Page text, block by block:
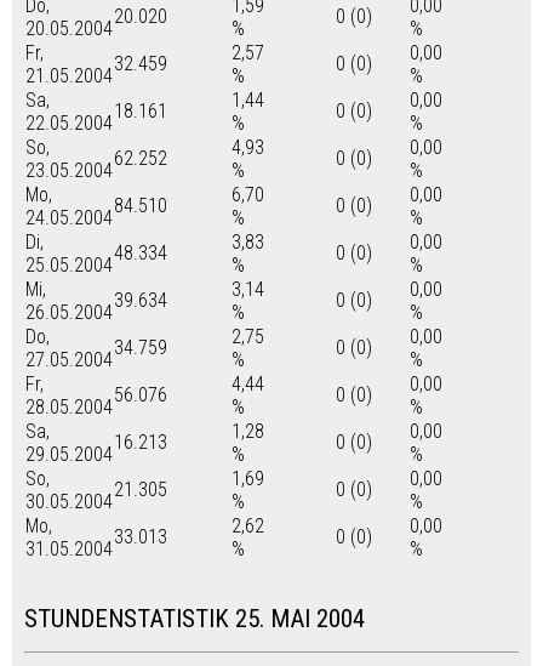
Do,
20.05.2004
20.020
1,59
%
0 (0)
0,00
%
Fr,
21.05.2004
32.459
2,57
%
0 (0)
0,00
%
Sa,
22.05.2004
18.161
1,44
%
0 (0)
0,00
%
So,
23.05.2004
62.252
4,93
%
0 (0)
0,00
%
Mo,
24.05.2004
84.510
6,70
%
0 (0)
0,00
%
Di,
25.05.2004
48.334
3,83
%
0 (0)
0,00
%
Mi,
26.05.2004
39.634
3,14
%
0 (0)
0,00
%
Do,
27.05.2004
34.759
2,75
%
0 (0)
0,00
%
Fr,
28.05.2004
56.076
4,44
%
0 (0)
0,00
%
Sa,
29.05.2004
16.213
1,28
%
0 (0)
0,00
%
So,
30.05.2004
21.305
1,69
%
0 (0)
0,00
%
Mo,
31.05.2004
33.013
2,62
%
0 (0)
0,00
%
STUNDENSTATISTIK 25. MAI 2004